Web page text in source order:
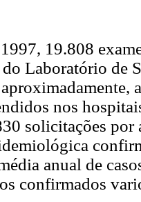
19.808
Laboratório de
nos
solicitações
anual de
confirmados